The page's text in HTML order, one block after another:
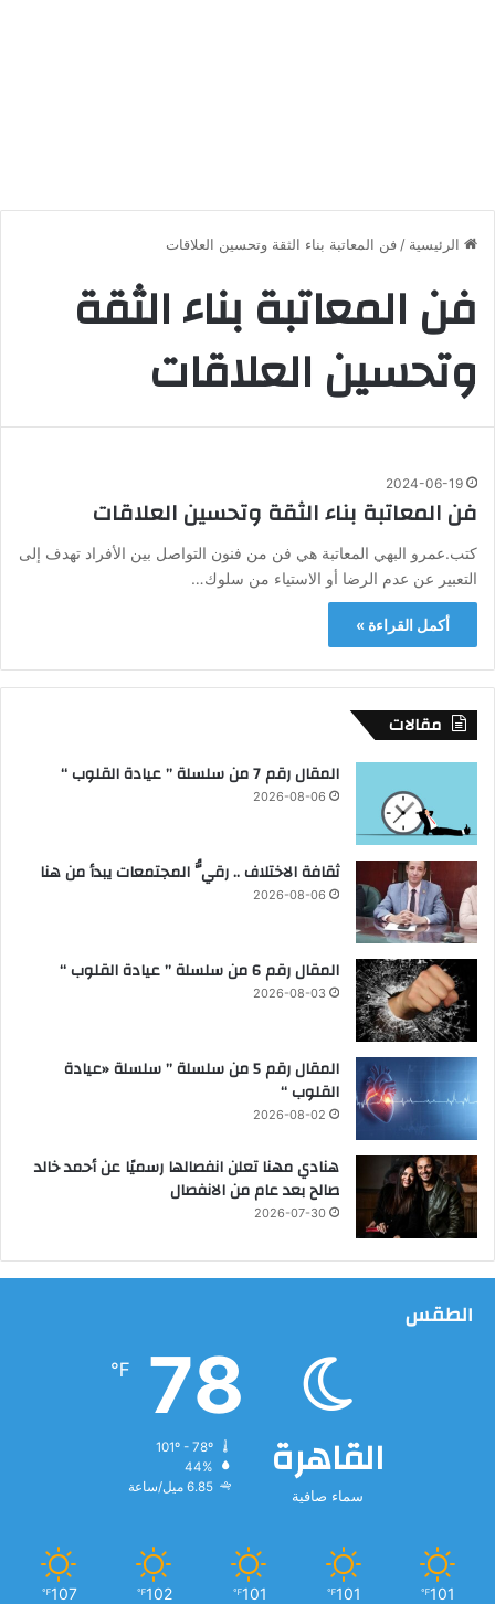
الرئيسية / فن المعاتبة بناء الثقة وتحسين العلاقات
فن المعاتبة بناء الثقة
وتحسين العلاقات
2024-06-19
فن المعاتبة بناء الثقة وتحسين العلاقات
كتب.عمرو البهي المعاتبة هي فن من فنون التواصل بين الأفراد تهدف إلى
التعبير عن عدم الرضا أو الاستياء من سلوك…
أكمل القراءة »
مقالات
المقال رقم 7 من سلسلة ” عيادة القلوب “
2026-08-06
ثقافة الاختلاف .. رقيُّ المجتمعات يبدأ من هنا
2026-08-06
المقال رقم 6 من سلسلة ” عيادة القلوب “
2026-08-03
المقال رقم 5 من سلسلة ” سلسلة «عيادة
القلوب “
2026-08-02
هنادي مهنا تعلن انفصالها رسميًا عن أحمد خالد
صالح بعد عام من الانفصال
2026-07-30
الطقس
القاهرة
سماء صافية
78
℉
44%
6.85 ميل/ساعة
101
℉
101
℉
101
℉
102
℉
107
℉